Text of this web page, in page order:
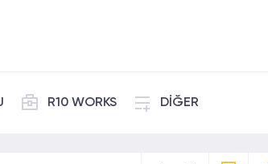
R10 WORKS DİĞER